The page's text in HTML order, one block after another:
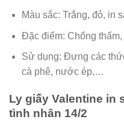
Màu sắc: Trắng, đỏ, in
Đặc điểm: Chống
Sử dụng: Đựng các
cà phê, nước ép,…
Ly giấy Valentine in
tình nhân 14/2